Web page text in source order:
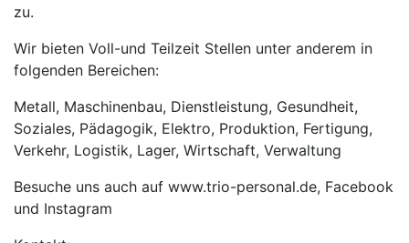
zu.
Wir bieten Voll-und Teilzeit Stellen unter anderem in
folgenden Bereichen:
Metall, Maschinenbau, Dienstleistung, Gesundheit,
Soziales, Pädagogik, Elektro, Produktion, Fertigung,
Verkehr, Logistik, Lager, Wirtschaft, Verwaltung
Besuche uns auch auf www.trio-personal.de, Facebook
und Instagram